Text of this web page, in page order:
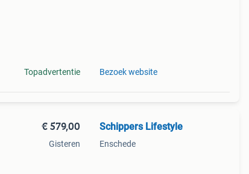
Topadvertentie Bezoek website
€ 579,00
Gisteren
Schippers Lifestyle
Enschede